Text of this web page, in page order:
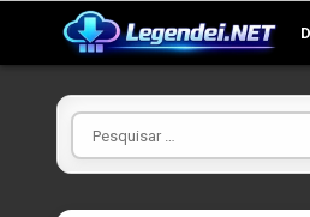
Pesquisar
por